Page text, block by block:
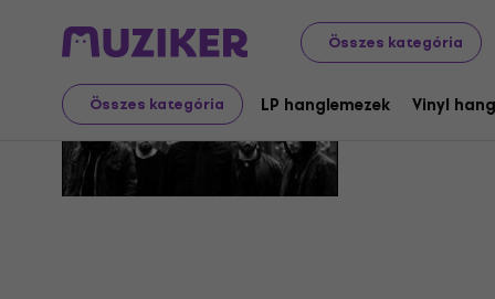
Összes kategória
Összes kategória LP hanglemezek Vinyl
Nil